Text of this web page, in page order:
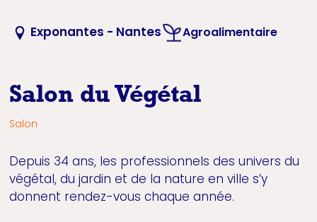
Exponantes - Nantes Agroalimentaire
Salon du Végétal
Salon
Depuis 34 ans, les professionnels des univers du
végétal, du jardin et de la nature en ville s’y
donnent rendez-vous chaque année.